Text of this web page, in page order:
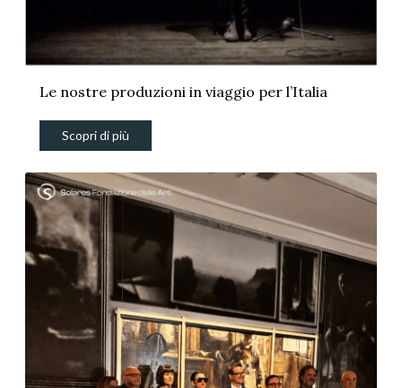
Le nostre produzioni in viaggio per l’Italia
Scopri di più